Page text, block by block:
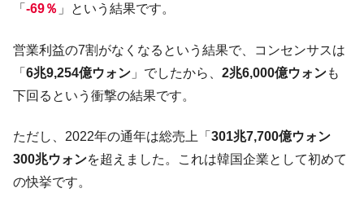
『Money1』
【対日本円】ウォン安が急進！ 日米の協調
『Money1』
韓国政府『BYD』車への補助金を全廃 ⇒ 実
は韓国で『BYD』車は売れている。6カ月で対前年同期比
1.9倍！
在韓米国大使スティールが着韓！⇒ さっそ
く空港に詰めかけ「出て行け！」「極右勢力」のプラカー
ドを掲げる「在韓反米勢力」
『Money1』
「 -69％ 」という結果です。
営業利益の7割がなくなるという結果で、コンセンサスは
「 6兆9,254億ウォン 」でしたから、 2兆6,000億ウォンも
下回るという衝撃の結果です。
ただし、2022年の通年は総売上「 301兆7,700億ウォン
300兆ウォンを超えました。これは韓国企業として初めて
の快挙です。